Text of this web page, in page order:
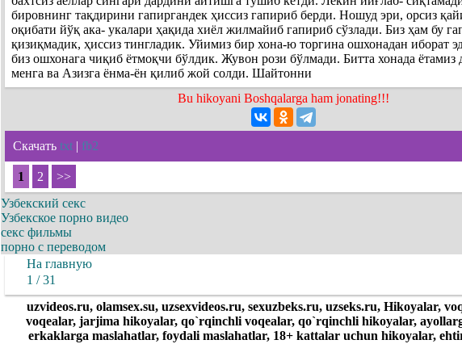
бировнинг тақдирини гапиргандек ҳиссиз гапириб берди. Ношуд эри, орсиз
оқибати йўқ ака- укалари ҳақида хиёл жилмайиб гапириб сўзлади. Биз ҳам бу
қизиқмадик, ҳиссиз тингладик. Уйимиз бир хона-ю торгина ошхонадан иборат
биз ошхонага чиқиб ётмоқчи бўлдик. Жувон рози бўлмади. Битта хонада ётамиз
менга ва Азизга ёнма-ён қилиб жой солди. Шайтонни
Bu hikoyani Boshqalarga ham jonating!!!
Скачать txt | fb2
1 2
>>
Узбекский секс
Узбекское порно видео
секс фильмы
порно с переводом
На главную
1 / 31
uzvideos.ru, olamsex.su, uzsexvideos.ru, sexuzbeks.ru, uzseks.ru, Hikoyalar,
voqealar, jarjima hikoyalar, qo`rqinchli voqealar, qo`rqinchli hikoyalar,
erkaklarga maslahatlar, foydali maslahatlar, 18+ kattalar uchun hikoyalar,